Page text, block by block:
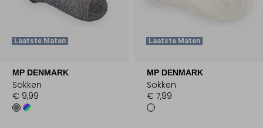
Laatste Maten
MP DENMARK
Sokken
€ 9,99
Laatste Maten
MP DENMARK
Sokken
€ 7,99